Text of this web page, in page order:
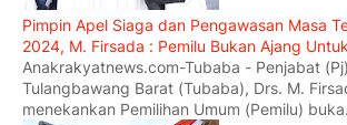
Pimpin Apel Siaga dan Pengawasan Masa
2024, M. Firsada : Pemilu Bukan Ajang
Anakrakyatnews.com-Tubaba - Penjabat
Tulangbawang Barat (Tubaba), Drs. M.
menekankan Pemilihan Umum (Pemilu)